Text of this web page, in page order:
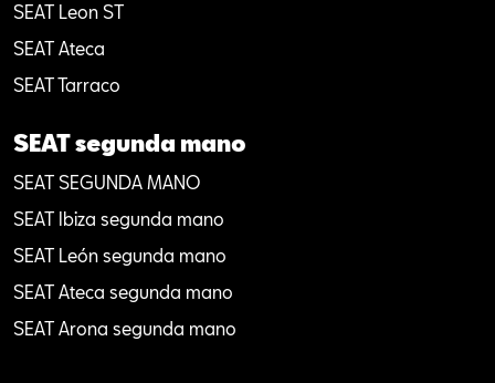
SEAT Leon ST
SEAT Ateca
SEAT Tarraco
SEAT segunda mano
SEAT SEGUNDA MANO
SEAT Ibiza segunda mano
SEAT León segunda mano
SEAT Ateca segunda mano
SEAT Arona segunda mano